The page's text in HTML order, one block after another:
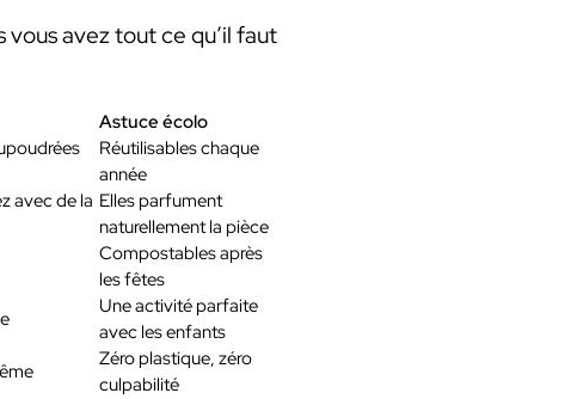
vous avez tout ce qu’il faut
Astuce écolo
Réutilisables chaque
année
avec de la Elles parfument
naturellement la pièce
Compostables après
les fêtes
Une activité parfaite
avec les enfants
Zéro plastique, zéro
culpabilité